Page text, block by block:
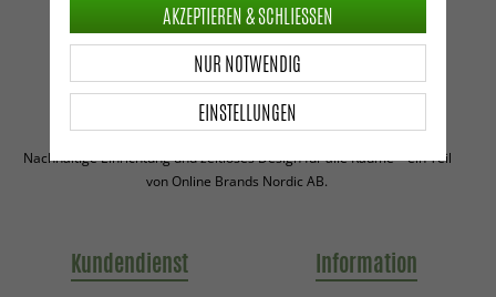
Telefon: 0800 1807757 (gebührenfrei)
Kontakt
Ergänzen Sie Ihr Zuhause mit Möbeln von Reforma.
Nachhaltige Einrichtung und zeitloses Design für alle Räume – ein Teil
von Online Brands Nordic AB.
Kundendienst Information
EINSTELLUNGEN
NUR NOTWENDIG
AKZEPTIEREN & SCHLIESSEN